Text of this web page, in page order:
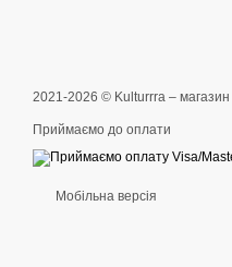
2021-2026 © Kulturrra – магазин
Приймаємо до оплати
Мобільна версія